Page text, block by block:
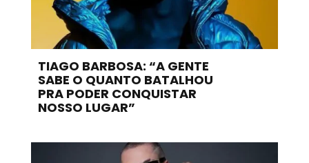
TIAGO BARBOSA: “A GENTE
SABE O QUANTO BATALHOU
PRA PODER CONQUISTAR
NOSSO LUGAR”